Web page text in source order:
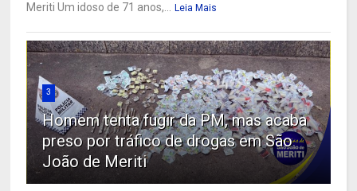
Meriti Um idoso de 71 anos,... Leia Mais
3
Homem tenta fugir da PM, mas acaba
preso por tráfico de drogas em São
João de Meriti